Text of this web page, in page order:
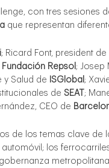
con tres sesiones
que representan
; Ricard Font, president de
Fundación Repsol ; Josep
y Salud de ISGlobal ;
de SEAT ;
CEO de
de los temas clave de
los